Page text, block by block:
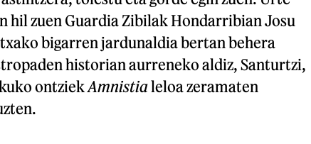
hil zuen Guardia Zibilak Hondarribian Josu
bigarren jardunaldia bertan behera
historian aurreneko aldiz, Santurtzi,
ontziekAmnistialeloa zeramaten